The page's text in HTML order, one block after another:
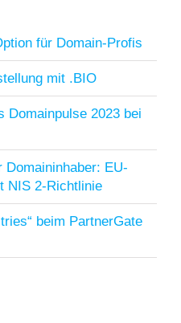
für Domain-Profis
mit .BIO
Domainpulse 2023 bei
EU-
NIS 2-Richtlinie
beim PartnerGate